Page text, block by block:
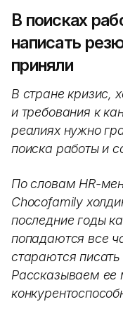
В поисках
написать
приняли
В стране кризис,
и требования к
реалиях нужно
поиска работы и
По словам HR-
Chocofamily
последние годы
попадаются все
стараются
Рассказываем ее